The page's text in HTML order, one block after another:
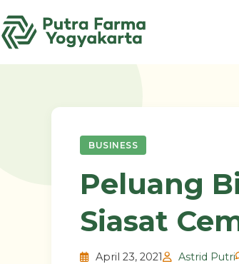
to
content
BUSINESS
Peluang
Siasat
April 23, 2021 Astrid Putri